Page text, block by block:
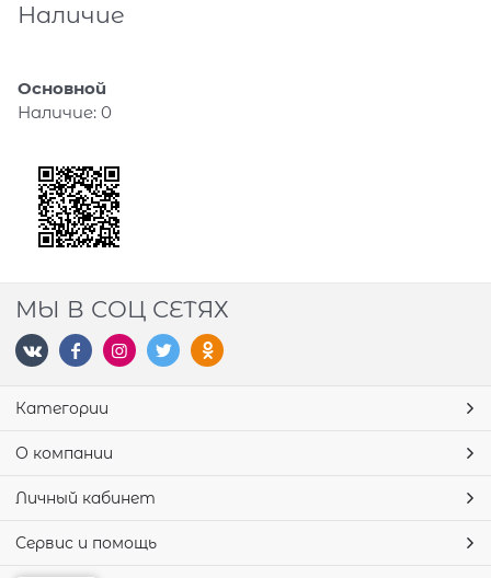
Наличие
Основной
Наличие: 0
МЫ В СОЦ СЕТЯХ
Категории
О компании
Личный кабинет
Сервис и помощь